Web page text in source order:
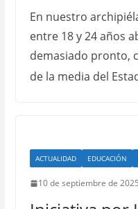
En nuestro
entre 18 y 24 años
demasiado pronto,
de la media del
ACTUALIDAD EDUCACIÓN
10 de septiembre de 2025